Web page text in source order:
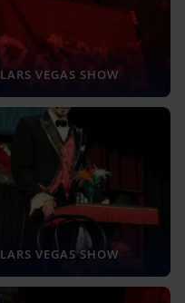
LARS VEGAS SHOW
LARS VEGAS SHOW